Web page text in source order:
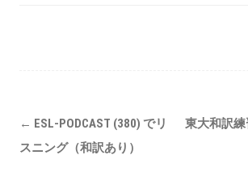
Post
navigation
← ESL-PODCAST (380) でリ
スニング（和訳あり）
東大和訳